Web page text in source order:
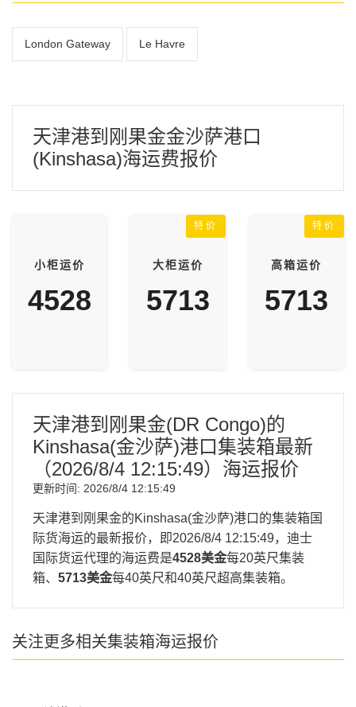
London Gateway Le Havre
天津港到刚果金金沙萨港口
(Kinshasa)海运费报价
小柜运价
4528
特价
大柜运价
5713
特价
高箱运价
5713
天津港到刚果金(DR Congo)的
Kinshasa(金沙萨)港口集装箱最新
（2026/8/4 12:15:49）海运报价
更新时间: 2026/8/4 12:15:49
天津港到刚果金的Kinshasa(金沙萨)港口的集装箱国
际货海运的最新报价，即2026/8/4 12:15:49，迪士
国际货运代理的海运费是4528美金每20英尺集装
箱、 5713美金每40英尺和40英尺超高集装箱。
关注更多相关集装箱海运报价